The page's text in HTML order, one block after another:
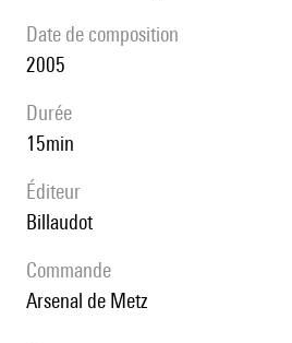
date de composition
2005
durée
15min
éditeur
Billaudot
Commande
Arsenal de Metz